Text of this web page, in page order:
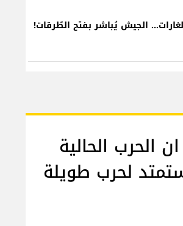
الجيش يُباشر بفتح الطّرقات!
الحرب الحالية
لحرب طويلة